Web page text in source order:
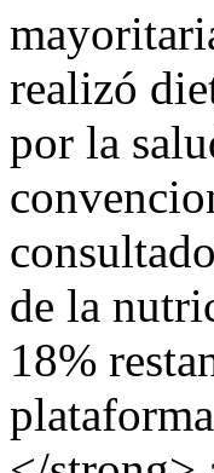
realizó
por la
de la
18%